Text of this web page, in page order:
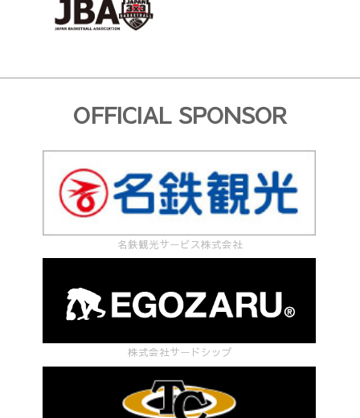
OFFICIAL SPONSOR
名鉄観光サービス株式会社
株式会社サードシップ